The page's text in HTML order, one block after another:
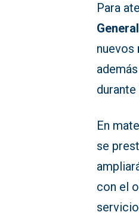
Para
nuevos
En
se
con el